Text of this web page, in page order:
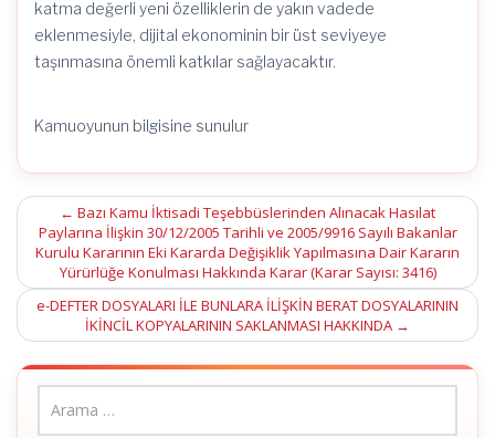
katma değerli yeni özelliklerin de yakın vadede
eklenmesiyle, dijital ekonominin bir üst seviyeye
taşınmasına önemli katkılar sağlayacaktır.
Kamuoyunun bilgisine sunulur
Post
navigation
← Bazı Kamu İktisadi Teşebbüslerinden Alınacak Hasılat
Paylarına İlişkin 30/12/2005 Tarihli ve 2005/9916 Sayılı Bakanlar
Kurulu Kararının Eki Kararda Değişiklik Yapılmasına Dair Kararın
Yürürlüğe Konulması Hakkında Karar (Karar Sayısı: 3416)
e-DEFTER DOSYALARI İLE BUNLARA İLİŞKİN BERAT DOSYALARININ
İKİNCİL KOPYALARININ SAKLANMASI HAKKINDA →